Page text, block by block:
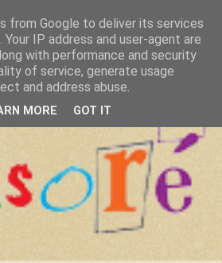
from Google to deliver its services
IP address and user-agent are
with performance and security
of service, generate usage
and address abuse.
MORE GOT IT